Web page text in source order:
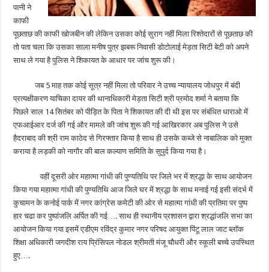
पत्नी ने
काफी
पूछताछ की काफी खोजबीन की लेकिन उसका कोई सुराग नहीं मिला रिश्तेदारों से पूछताछ की
तो पता चला कि उसका साला मनीष पुत्र झबरू निवासी डोटोलाई मेड़ता सिटी बेटी को अपने
साथ ले गया है पुलिस ने शिकायत के आधार पर जांच शुरू की।
जब 5 माह तक कोई सूत्र नहीं मिला तो परिवार ने उच्च न्यायालय जोधपुर में बंदी
प्रत्यक्षीकरण याचिका दायर की थानाधिकारी मेड़ता सिटी श्री प्रमोद शर्मा ने बताया कि
पिछले साल 14 सितंबर को पीड़ित के पिता ने शिकायत की दी थी इस पर संबंधित धाराओ में
एफआईआर दर्ज की गई और मामले की जांच शुरू की गई आखिरकार अब पुलिस ने उसे
हैदराबाद की श्री राम काठेद से गिरफ्तार किया है साथ ही उसके कब्जे से नाबालिक को मुक्त
कराया है लड़की को नागौर की बाल कल्याण समिति के सुपुर्द किया गया है।
वहीं दूसरी ओर महात्मा गांधी की पुण्यतिथि पर जिले भर में श्रद्धा के साथ आयोजन
किया गया महात्मा गांधी की पुण्यतिथि आज जिले घर में श्रद्धा के साथ मनाई गई इसी संदर्भ में
कुचामन के कनोई पार्क में नगर कांग्रेस कमेटी की ओर से महात्मा गांधी की प्रतिमा पर पुष्प
हार चढा कर पुष्पांजलि अर्पित की गई…. साथ ही स्थानीय प्रशासन द्वारा श्रद्धांजलि सभा का
आयोजन किया गया इसमें एडीएम रविंद्र कुमार नगर परिषद आयुक्त पिंटू लाल जाट ब्लॉक
शिक्षा अधिकारी जगदीश राय प्रिंसिपल नोडल श्रीमती मंजू चौधरी और स्कूली बच्चे उपस्थित
हुए….